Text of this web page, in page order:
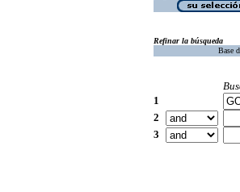
Refinar la búsqueda
Base
1
2
3